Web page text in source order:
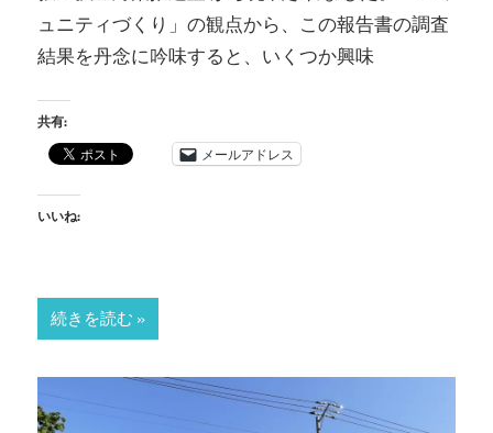
ュニティづくり」の観点から、この報告書の調査
結果を丹念に吟味すると、いくつか興味
共有:
メールアドレス
いいね:
続きを読む